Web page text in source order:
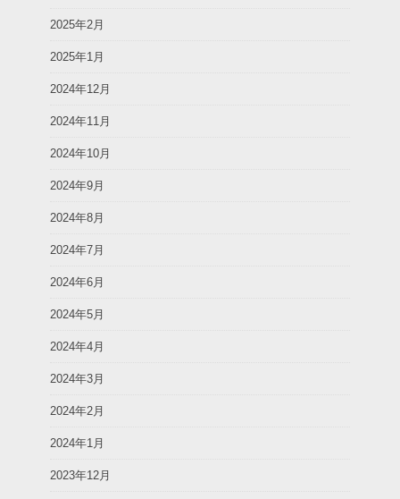
2025年2月
2025年1月
2024年12月
2024年11月
2024年10月
2024年9月
2024年8月
2024年7月
2024年6月
2024年5月
2024年4月
2024年3月
2024年2月
2024年1月
2023年12月